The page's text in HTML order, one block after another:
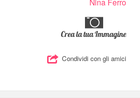
Crea la tua Immagine
Condividi con gli amici